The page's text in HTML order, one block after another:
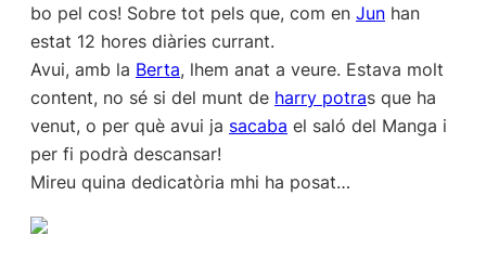
bo pel cos! Sobre tot pels que, com en Jun han
estat 12 hores diàries currant.
Avui, amb la Berta, lhem anat a veure. Estava molt
content, no sé si del munt de harry potras que ha
venut, o per què avui ja sacaba el saló del Manga i
per fi podrà descansar!
Mireu quina dedicatòria mhi ha posat…